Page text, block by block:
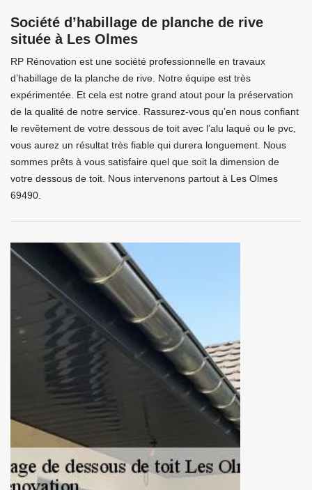
Société d’habillage de planche de rive
située à Les Olmes
RP Rénovation est une société professionnelle en travaux
d’habillage de la planche de rive. Notre équipe est très
expérimentée. Et cela est notre grand atout pour la préservation
de la qualité de notre service. Rassurez-vous qu’en nous confiant
le revêtement de votre dessous de toit avec l’alu laqué ou le pvc,
vous aurez un résultat très fiable qui durera longuement. Nous
sommes prêts à vous satisfaire quel que soit la dimension de
votre dessous de toit. Nous intervenons partout à Les Olmes
69490.